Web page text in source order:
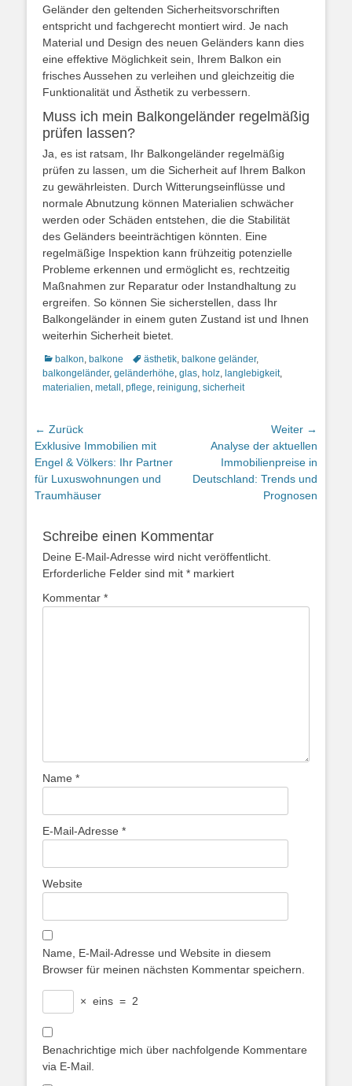
Geländer den geltenden Sicherheitsvorschriften
entspricht und fachgerecht montiert wird. Je nach
Material und Design des neuen Geländers kann dies
eine effektive Möglichkeit sein, Ihrem Balkon ein
frisches Aussehen zu verleihen und gleichzeitig die
Funktionalität und Ästhetik zu verbessern.
Muss ich mein Balkongeländer regelmäßig
prüfen lassen?
Ja, es ist ratsam, Ihr Balkongeländer regelmäßig
prüfen zu lassen, um die Sicherheit auf Ihrem Balkon
zu gewährleisten. Durch Witterungseinflüsse und
normale Abnutzung können Materialien schwächer
werden oder Schäden entstehen, die die Stabilität
des Geländers beeinträchtigen könnten. Eine
regelmäßige Inspektion kann frühzeitig potenzielle
Probleme erkennen und ermöglicht es, rechtzeitig
Maßnahmen zur Reparatur oder Instandhaltung zu
ergreifen. So können Sie sicherstellen, dass Ihr
Balkongeländer in einem guten Zustand ist und Ihnen
weiterhin Sicherheit bietet.
Kategorien
balkon, balkone Schlagworte
ästhetik, balkone geländer,
balkongeländer, geländerhöhe, glas, holz, langlebigkeit,
materialien, metall , pflege, reinigung, sicherheit
Beitragsnavigation
← Zurück
Vorheriger
Beitrag:
Exklusive Immobilien mit
Engel & Völkers: Ihr Partner
für Luxuswohnungen und
Traumhäuser
Weiter →
NächsterAnalyse der aktuellen
Immobilienpreise in
Deutschland: Trends und
Prognosen
Schreibe einen Kommentar
Deine E-Mail-Adresse wird nicht veröffentlicht.
Erforderliche Felder sind mit * markiert
Kommentar *
Name *
E-Mail-Adresse *
Website
Name, E-Mail-Adresse und Website in diesem
Browser für meinen nächsten Kommentar speichern.
× eins = 2
Benachrichtige mich über nachfolgende Kommentare
via E-Mail.